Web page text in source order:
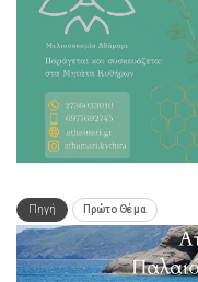
Πηγή Πρώτο Θέμα